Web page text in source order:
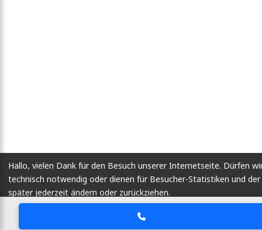
Hallo, vielen Dank für den Besuch unserer Internetseite. Dürfen
technisch notwendig oder dienen für Besucher-Statistiken und
später jederzeit ändern oder zurückziehen.